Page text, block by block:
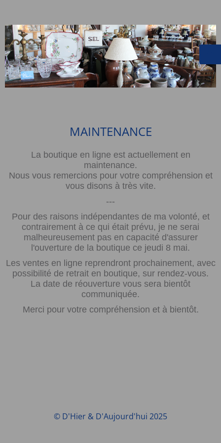
MAINTENANCE
La boutique en ligne est actuellement en
maintenance.
Nous vous remercions pour votre compréhension et
vous disons à très vite.
---
Pour des raisons indépendantes de ma volonté, et
contrairement à ce qui était prévu, je ne serai
malheureusement pas en capacité d'assurer
l'ouverture de la boutique ce jeudi 8 mai.
Les ventes en ligne reprendront prochainement, avec
possibilité de retrait en boutique, sur rendez-vous.
La date de réouverture vous sera bientôt
communiquée.
Merci pour votre compréhension et à bientôt.
© D'Hier & D'Aujourd'hui 2025